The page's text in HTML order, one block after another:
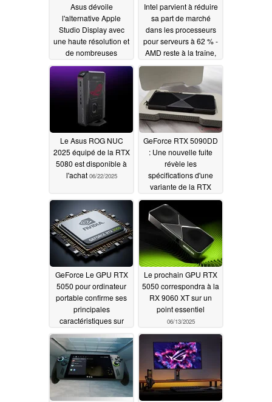
Asus dévoile
l'alternative Apple
Studio Display avec
une haute résolution et
de nombreuses
fonctionnalités
06/29/2025
Intel parvient à réduire
sa part de marché
dans les processeurs
pour serveurs à 62 % -
AMD reste à la traîne,
mais l'écart se resserre
Le Asus ROG NUC
2025 équipé de la RTX
5080 est disponible à
l'achat 06/22/2025
GeForce RTX 5090DD
: Une nouvelle fuite
révèle les
spécifications d'une
variante de la RTX
5090D06/18/2025
GeForce Le GPU RTX
5050 pour ordinateur
portable confirme ses
principales
caractéristiques sur
Geekbench06/17/2025
Le prochain GPU RTX
5050 correspondra à la
RX 9060 XT sur un
point essentiel
06/13/2025